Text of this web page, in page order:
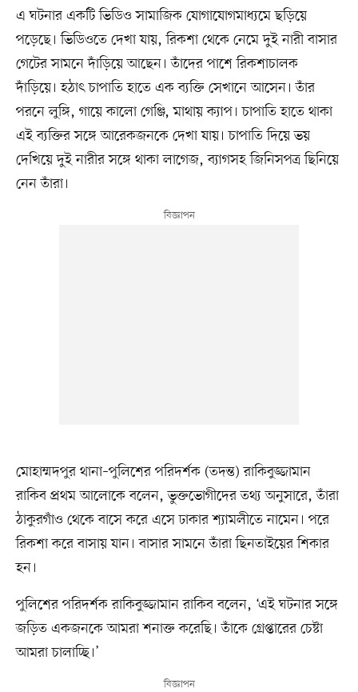
এ ঘটনার একটি ভিডিও সামাজিক যোগাযোগমাধ্যমে ছড়িয়ে
পড়েছে। ভিডিওতে দেখা যায়, রিকশা থেকে নেমে দুই নারী বাসার
গেটের সামনে দাঁড়িয়ে আছেন। তাঁদের পাশে রিকশাচালক
দাঁড়িয়ে। হঠাৎ চাপাতি হাতে এক ব্যক্তি সেখানে আসেন। তাঁর
পরনে লুঙ্গি, গায়ে কালো গেঞ্জি, মাথায় ক্যাপ। চাপাতি হাতে থাকা
এই ব্যক্তির সঙ্গে আরেকজনকে দেখা যায়। চাপাতি দিয়ে ভয়
দেখিয়ে দুই নারীর সঙ্গে থাকা লাগেজ, ব্যাগসহ জিনিসপত্র ছিনিয়ে
নেন তাঁরা।
মোহাম্মদপুর থানা–পুলিশের পরিদর্শক (তদন্ত) রাকিবুজ্জামান
রাকিব প্রথম আলোকে বলেন, ভুক্তভোগীদের তথ্য অনুসারে, তাঁরা
ঠাকুরগাঁও থেকে বাসে করে এসে ঢাকার শ্যামলীতে নামেন। পরে
রিকশা করে বাসায় যান। বাসার সামনে তাঁরা ছিনতাইয়ের শিকার
হন।
পুলিশের পরিদর্শক রাকিবুজ্জামান রাকিব বলেন, ‘এই ঘটনার সঙ্গে
জড়িত একজনকে আমরা শনাক্ত করেছি। তাঁকে গ্রেপ্তারের চেষ্টা
আমরা চালাচ্ছি।’